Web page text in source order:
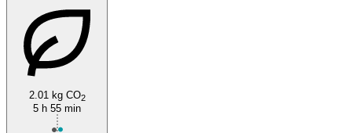
2.01 kg CO2
5 h 55 min